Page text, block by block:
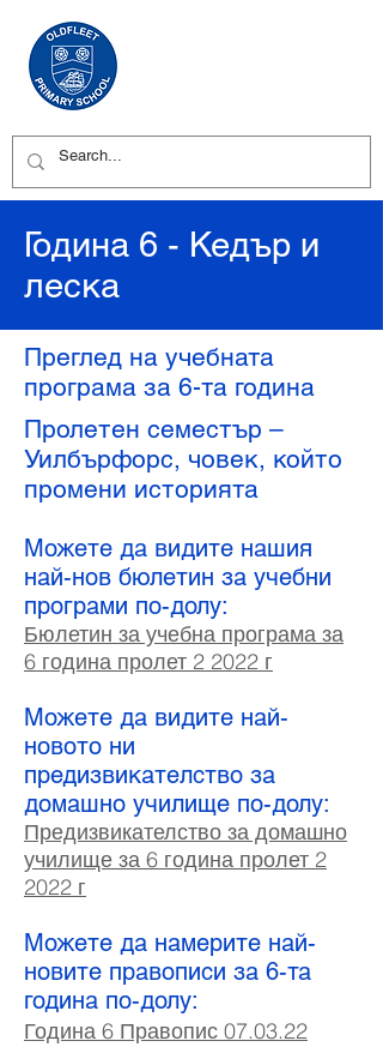
Година 6 - Кедър и
леска
Преглед на учебната
програма за 6-та година
Пролетен семестър –
Уилбърфорс, човек, който
промени историята
Можете да видите нашия
най-нов бюлетин за учебни
програми по-долу:
Бюлетин за учебна програма за
6 година пролет 2 2022 г
Можете да видите най-
новото ни
предизвикателство за
домашно училище по-долу:
Предизвикателство за домашно
училище за 6 година пролет 2
2022 г
Можете да намерите най-
новите правописи за 6-та
година по-долу:
Година 6 Правопис 07.03.22